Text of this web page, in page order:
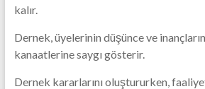
kalır.
Dernek, üyelerinin düşünce ve
kanaatlerine saygı gösterir.
Dernek kararlarını oluştururken,